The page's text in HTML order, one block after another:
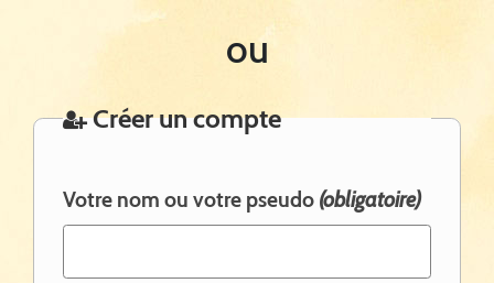
ou
Créer un compte
Votre nom ou votre pseudo (obligatoire)